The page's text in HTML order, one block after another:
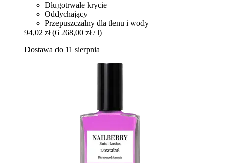
Długotrwałe krycie
Oddychający
Przepuszczalny dla tlenu i wody
94,02 zł (6 268,00 zł / l)
Dostawa do 11 sierpnia